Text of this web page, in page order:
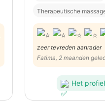
Therapeutische
zeer tevreden aanrader
Fatima, 2 maanden
Het